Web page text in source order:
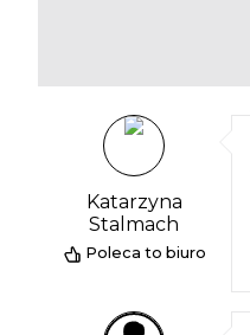
Katarzyna
Stalmach
Poleca to biuro